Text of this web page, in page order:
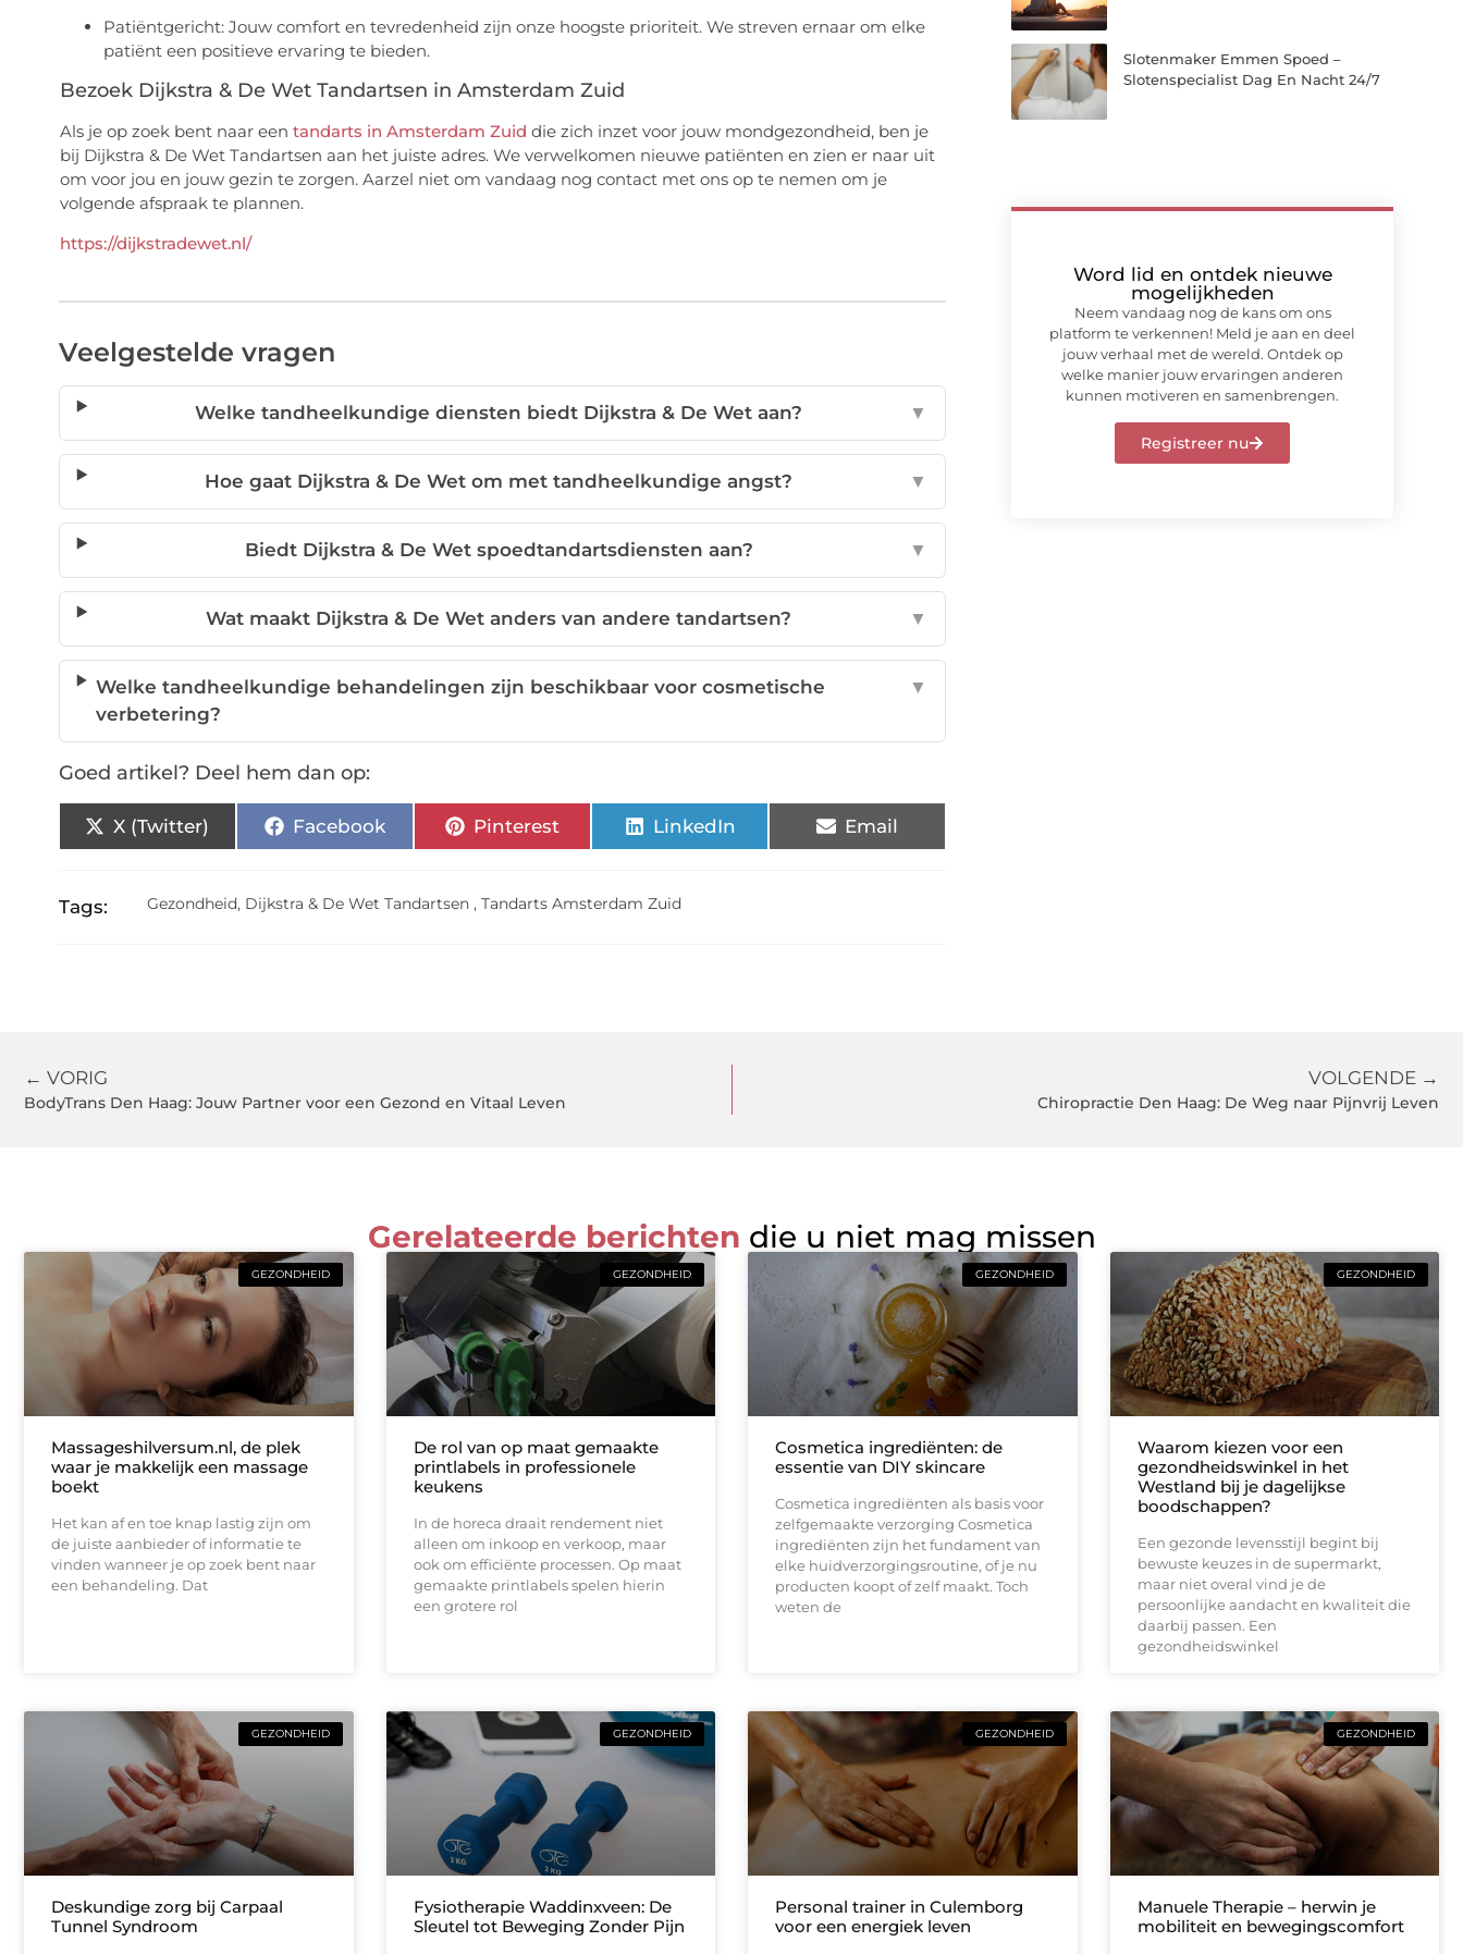
Patiëntgericht: Jouw comfort en tevredenheid zijn onze hoogste prioriteit. We streven ernaar om elke
patiënt een positieve ervaring te bieden.
Bezoek Dijkstra & De Wet Tandartsen in Amsterdam Zuid
Als je op zoek bent naar een tandarts in Amsterdam Zuid die zich inzet voor jouw mondgezondheid, ben je
bij Dijkstra & De Wet Tandartsen aan het juiste adres. We verwelkomen nieuwe patiënten en zien er naar uit
om voor jou en jouw gezin te zorgen. Aarzel niet om vandaag nog contact met ons op te nemen om je
volgende afspraak te plannen.
https://dijkstradewet.nl/
Veelgestelde vragen
Welke tandheelkundige diensten biedt Dijkstra & De Wet aan? ▼
Hoe gaat Dijkstra & De Wet om met tandheelkundige angst? ▼
Biedt Dijkstra & De Wet spoedtandartsdiensten aan? ▼
Wat maakt Dijkstra & De Wet anders van andere tandartsen? ▼
Welke tandheelkundige behandelingen zijn beschikbaar voor cosmetische
verbetering?
▼
Goed artikel? Deel hem dan op:
X (Twitter) Facebook Pinterest LinkedIn Email
Tags: Gezondheid, Dijkstra & De Wet Tandartsen ,Tandarts Amsterdam Zuid
Slotenmaker Emmen Spoed –
Slotenspecialist Dag En Nacht 24/7
Word lid en ontdek nieuwe
mogelijkheden
Neem vandaag nog de kans om ons
platform te verkennen! Meld je aan en deel
jouw verhaal met de wereld. Ontdek op
welke manier jouw ervaringen anderen
kunnen motiveren en samenbrengen.
Registreer nu
← VORIG
BodyTrans Den Haag: Jouw Partner voor een Gezond en Vitaal Leven
VOLGENDE →
Chiropractie Den Haag: De Weg naar Pijnvrij Leven
Gerelateerde berichten die u niet mag missen
GEZONDHEID
Massageshilversum.nl, de plek
waar je makkelijk een massage
boekt
Het kan af en toe knap lastig zijn om
de juiste aanbieder of informatie te
vinden wanneer je op zoek bent naar
een behandeling. Dat
GEZONDHEID
De rol van op maat gemaakte
printlabels in professionele
keukens
In de horeca draait rendement niet
alleen om inkoop en verkoop, maar
ook om efficiënte processen. Op maat
gemaakte printlabels spelen hierin
een grotere rol
GEZONDHEID
Cosmetica ingrediënten: de
essentie van DIY skincare
Cosmetica ingrediënten als basis voor
zelfgemaakte verzorging Cosmetica
ingrediënten zijn het fundament van
elke huidverzorgingsroutine, of je nu
producten koopt of zelf maakt. Toch
weten de
GEZONDHEID
Waarom kiezen voor een
gezondheidswinkel in het
Westland bij je dagelijkse
boodschappen?
Een gezonde levensstijl begint bij
bewuste keuzes in de supermarkt,
maar niet overal vind je de
persoonlijke aandacht en kwaliteit die
daarbij passen. Een
gezondheidswinkel
GEZONDHEID
Deskundige zorg bij Carpaal
Tunnel Syndroom
GEZONDHEID
Fysiotherapie Waddinxveen: De
Sleutel tot Beweging Zonder Pijn
GEZONDHEID
Personal trainer in Culemborg
voor een energiek leven
GEZONDHEID
Manuele Therapie – herwin je
mobiliteit en bewegingscomfort